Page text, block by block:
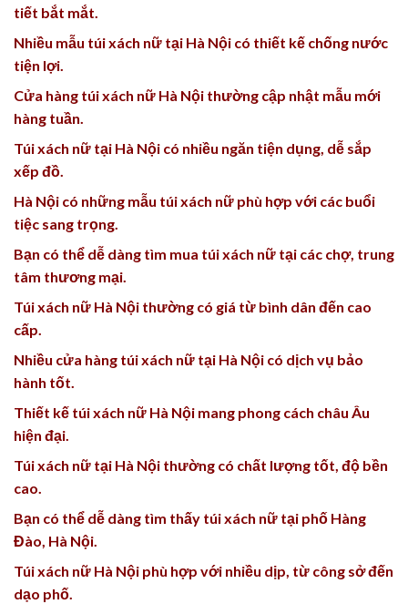
tiết bắt mắt.
Nhiều mẫu túi xách nữ tại Hà Nội có thiết kế chống nước
tiện lợi.
Cửa hàng túi xách nữ Hà Nội thường cập nhật mẫu mới
hàng tuần.
Túi xách nữ tại Hà Nội có nhiều ngăn tiện dụng, dễ sắp
xếp đồ.
Hà Nội có những mẫu túi xách nữ phù hợp với các buổi
tiệc sang trọng.
Bạn có thể dễ dàng tìm mua túi xách nữ tại các chợ, trung
tâm thương mại.
Túi xách nữ Hà Nội thường có giá từ bình dân đến cao
cấp.
Nhiều cửa hàng túi xách nữ tại Hà Nội có dịch vụ bảo
hành tốt.
Thiết kế túi xách nữ Hà Nội mang phong cách châu Âu
hiện đại.
Túi xách nữ tại Hà Nội thường có chất lượng tốt, độ bền
cao.
Bạn có thể dễ dàng tìm thấy túi xách nữ tại phố Hàng
Đào, Hà Nội.
Túi xách nữ Hà Nội phù hợp với nhiều dịp, từ công sở đến
dạo phố.